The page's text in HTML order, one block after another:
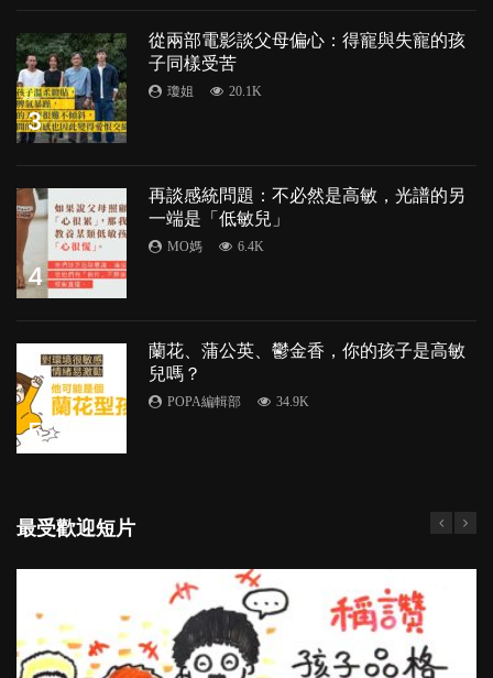
3
從兩部電影談父母偏心：得寵與失寵的孩
子同樣受苦
瓊姐 20.1K
4
再談感統問題：不必然是高敏，光譜的另
一端是「低敏兒」
MO媽 6.4K
5
蘭花、蒲公英、鬱金香，你的孩子是高敏
兒嗎？
POPA編輯部 34.9K
最受歡迎短片